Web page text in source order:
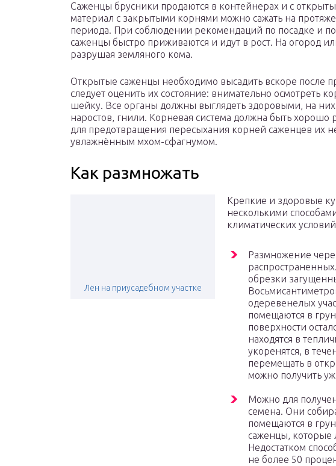
Саженцы брусники продаются в контейнерах и с
материал с закрытыми корнями можно сажать на
периода. При соблюдении рекомендаций по посадке и
саженцы быстро приживаются и идут в рост. На огород
разрушая земляного кома.
Открытые саженцы необходимо высадить вскоре после
следует оценить их состояние: внимательно осмотреть
шейку. Все органы должны выглядеть здоровыми, на
наростов, гнили. Корневая система должна быть хорошо
для предотвращения пересыхания корней саженцев их
увлажнённым мхом-сфагнумом.
Как размножать
Лён на приусадебном участке
Крепкие и здоровые
несколькими
климатических
Размножение
обрезки
одеревенелых
помещаются в
поверхности
находятся в
укоренятся, в
перемещать в
можно получить
Можно для
семена. Они
помещаются в
саженцы, которые
Недостатком
не более 50